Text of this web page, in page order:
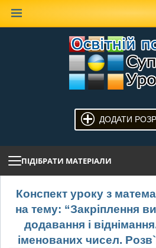
ДОДАТИ
ПІДІБРАТИ МАТЕРІАЛИ
Конспект уроку з
на тему: “Закріплення
додавання і
іменованих чисел.